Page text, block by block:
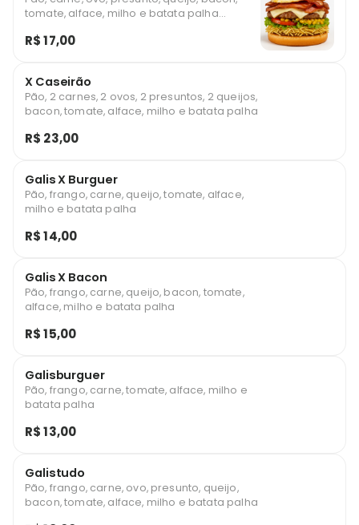
tomate, alface, milho e batata palha
*imagem ilustrativa
R$ 17,00
X Caseirão
Pão, 2 carnes, 2 ovos, 2 presuntos, 2 queijos,
bacon, tomate, alface, milho e batata palha
R$ 23,00
Galis X Burguer
Pão, frango, carne, queijo, tomate, alface,
milho e batata palha
R$ 14,00
Galis X Bacon
Pão, frango, carne, queijo, bacon, tomate,
alface, milho e batata palha
R$ 15,00
Galisburguer
Pão, frango, carne, tomate, alface, milho e
batata palha
R$ 13,00
Galistudo
Pão, frango, carne, ovo, presunto, queijo,
bacon, tomate, alface, milho e batata palha